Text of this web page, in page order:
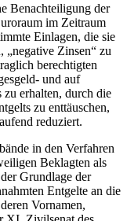
Benachteiligung der
im Zeitraum
Einlagen, die sie
„negative Zinsen“ zu
berechtigten
und auf
zu erhalten, durch die
zu enttäuschen,
reduziert.
in den Verfahren
Beklagten als
Grundlage der
Entgelte an die
Vornamen,